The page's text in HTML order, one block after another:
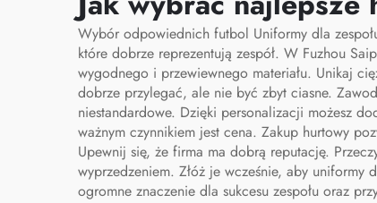
organizator torby
pielęgniarskiej, torby
pielęgniarskie
Wybór odpowiednich futbol Uniformy dla
które dobrze reprezentują zespół. W Fuzhou
wygodnego i przewiewnego materiału. Unikaj
dobrze przylegać, ale nie być zbyt ciasne.
niestandardowe. Dzięki personalizacji możesz
ważnym czynnikiem jest cena. Zakup hurtowy
Upewnij się, że firma ma dobrą reputację.
wyprzedzeniem. Złóż je wcześnie, aby
ogromne znaczenie dla sukcesu zespołu oraz